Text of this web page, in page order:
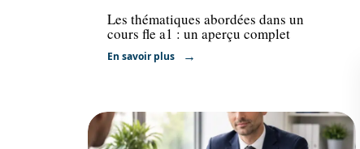
Les thématiques abordées dans un
cours fle a1 : un aperçu complet
En savoir plus